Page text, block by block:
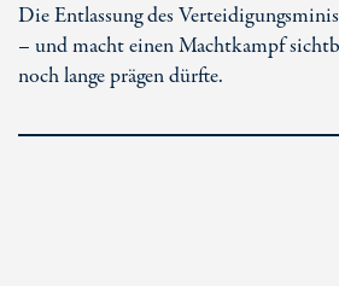
Die Entlassung des
– und macht einen Machtkampf
noch lange prägen dürfte.